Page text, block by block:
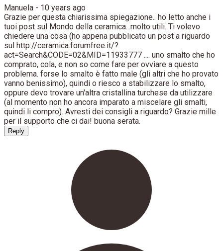
Manuela - 10 years ago
Grazie per questa chiarissima spiegazione.. ho letto anche i
tuoi post sul Mondo della ceramica...molto utili. Ti volevo
chiedere una cosa (ho appena pubblicato un post a riguardo
sul http://ceramica.forumfree.it/?
act=Search&CODE=02&MID=11933777 .... uno smalto che ho
comprato, cola, e non so come fare per ovviare a questo
problema. forse lo smalto è fatto male (gli altri che ho provato
vanno benissimo), quindi o riesco a stabilizzare lo smalto,
oppure devo trovare un'altra cristallina turchese da utilizzare
(al momento non ho ancora imparato a miscelare gli smalti,
quindi li compro). Avresti dei consigli a riguardo? Grazie mille
per il supporto che ci dai! buona serata.
Reply